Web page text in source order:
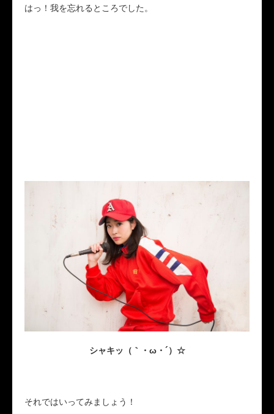
はっ！我を忘れるところでした。
シャキッ（｀・ω・´）☆
それではいってみましょう！